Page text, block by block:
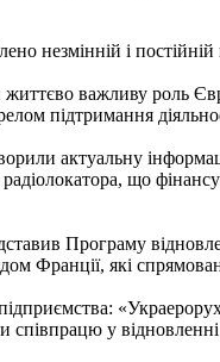
незмінній і
важливу роль
підтримання
актуальну
що
Програму
Франції, які
«Украерорух
співпрацю у